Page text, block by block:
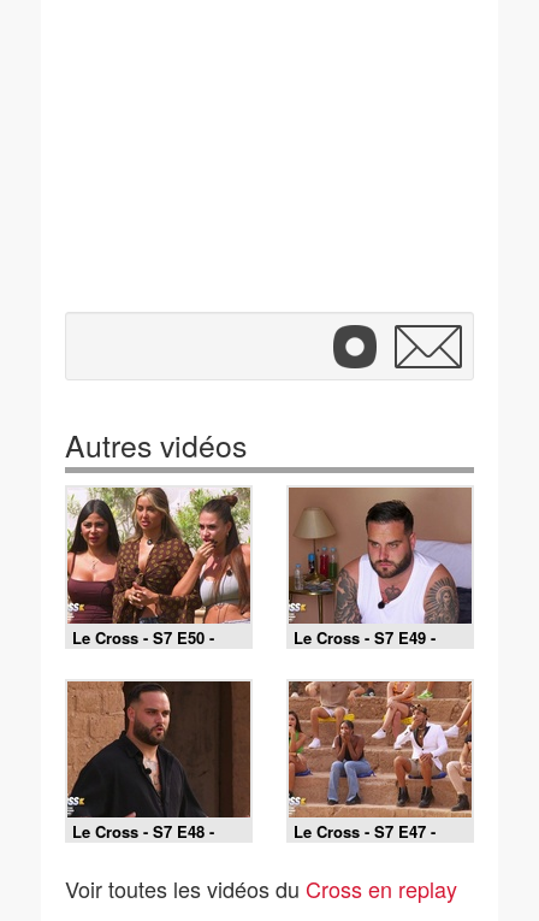
Autres vidéos
Le Cross - S7 E50 -
Double impact
Le Cross - S7 E49 -
Roméo et Juliette
Le Cross - S7 E48 -
Showtime !
Le Cross - S7 E47 -
Une épreuve très
Voir toutes les vidéos du Cross en replay